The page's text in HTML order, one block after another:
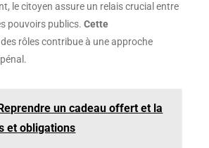
le citoyen assure un relais crucial entre
pouvoirs publics. Cette
rôles contribue à une approche
un cadeau offert et la
et obligations